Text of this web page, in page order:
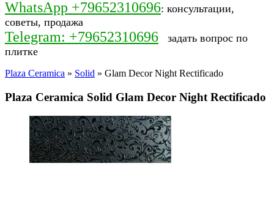
WhatsApp +79652310696: консультации,
советы, продажа
Telegram: +79652310696
задать вопрос по
плитке
Plaza Ceramica » Solid » Glam Decor Night Rectificado
Plaza Ceramica Solid Glam Decor Night Rectificado